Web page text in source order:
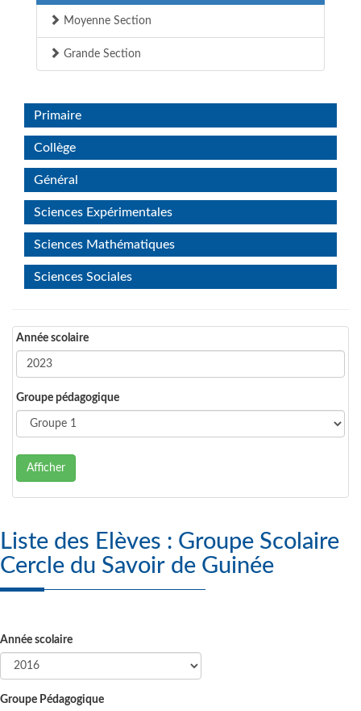
Moyenne Section
Grande Section
Primaire
Collège
Général
Sciences Expérimentales
Sciences Mathématiques
Sciences Sociales
Année scolaire
Groupe pédagogique
Afficher
Liste des Elèves : Groupe Scolaire
Cercle du Savoir de Guinée
Année scolaire
Groupe Pédagogique